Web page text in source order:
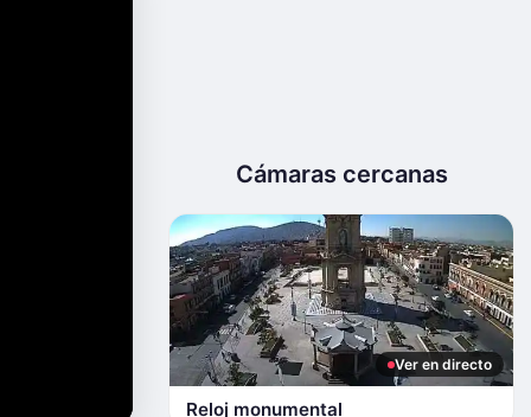
Cámaras cercanas
Ver en directo
Reloj monumental